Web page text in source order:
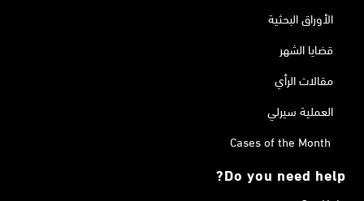
الأوراق البحثية
قضايا الشهر
مقالات الرأي
العملية سيرلي
Cases of the Month
Do you need help?